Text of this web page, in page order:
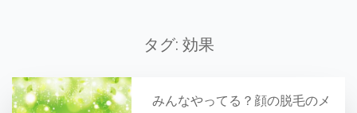
タグ: 効果
みんなやってる？顔の脱毛のメ